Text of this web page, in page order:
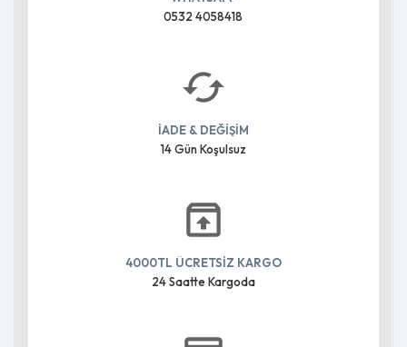
0532 4058418
İADE & DEĞİŞİM
14 Gün Koşulsuz
4000TL ÜCRETSİZ KARGO
24 Saatte Kargoda